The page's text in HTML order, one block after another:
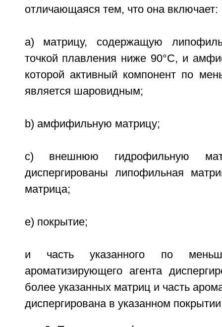
отличающаяся тем, что она включает:
a) матрицу, содержащую
точкой плавления ниже 90°C, и
которой активный компонент по
является шаровидным;
b) амфифильную матрицу;
c) внешнюю гидрофильную
диспергированы липофильная
матрица;
e) покрытие;
и часть указанного по
ароматизирующего агента
более указанных матриц и часть
диспергирована в указанном